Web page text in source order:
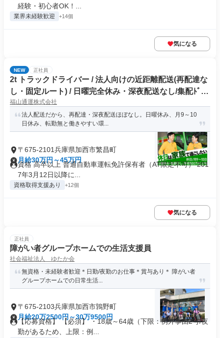
経験・初心者OK！...
業界未経験歓迎 +14個
気になる
NEW 正社員
2t トラックドライバー / 法人向けの近距離配送(再配達な
し・固定ルート) / 日曜完全休み・深夜配送なし/集配ﾄﾞﾗｲ
ﾊﾞｰ2t(正社員)
福山通運株式会社
法人配送だから、再配達・深夜配送ほぼなし。日曜休み、月9～10
日休み、転勤無と働きやすい環...
〒675-2101兵庫県加西市繁昌町
月給30万円～45万円
資格 高卒以上 普通自動車運転免許保有者（AT限定不可） 201
7年3月12日以降に...
資格取得支援あり +12個
気になる
正社員
障がい者グループホームでの生活支援員
社会福祉法人 ゆたか会
無資格・未経験者歓迎＊日勤/夜勤のお仕事＊賞与あり＊ 障がい者
グループホームでの日常生活...
〒675-2103兵庫県加西市鶉野町
月給20万2500円～30万9500円
【応募資格】 【必須】 ・18歳～64歳（下限：例外事由2号/夜
勤があるため、上限：例...